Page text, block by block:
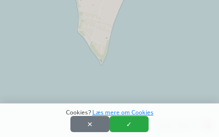
Cookies? Læs mere om Cookies
✕ ✓